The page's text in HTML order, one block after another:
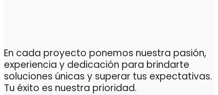
En cada proyecto ponemos nuestra pasión,
experiencia y dedicación para brindarte
soluciones únicas y superar tus expectativas.
Tu éxito es nuestra prioridad.